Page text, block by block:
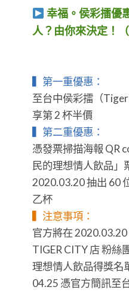
幸福。侯彩擂優
人？由你來決定！
▍​​​​​​​第一重優惠：
至台中侯彩擂（
享第 2 杯半價
▍​​​​​​​第二重優惠：
憑發票掃描海報 QR
民的理想情人飲品」
2020.03.20 抽出 60
乙杯
▍​​​​​​​注意事項：
官方將在
TIGER CITY 店 粉絲
理想情人飲品得獎名
04.25 憑官方簡訊至